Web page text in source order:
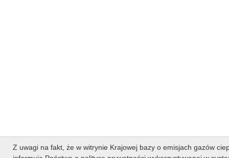
Z uwagi na fakt, że w witrynie Krajowej bazy o emisjach gazów